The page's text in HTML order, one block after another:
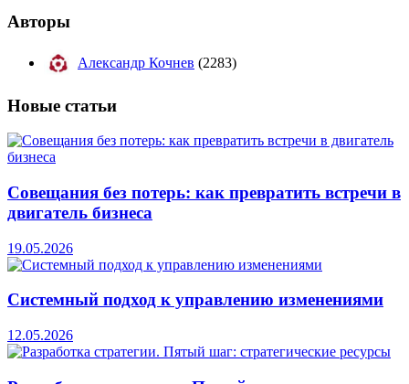
Авторы
Александр Кочнев (2283)
Новые статьи
Совещания без потерь: как превратить встречи в
двигатель бизнеса
19.05.2026
Системный подход к управлению изменениями
12.05.2026